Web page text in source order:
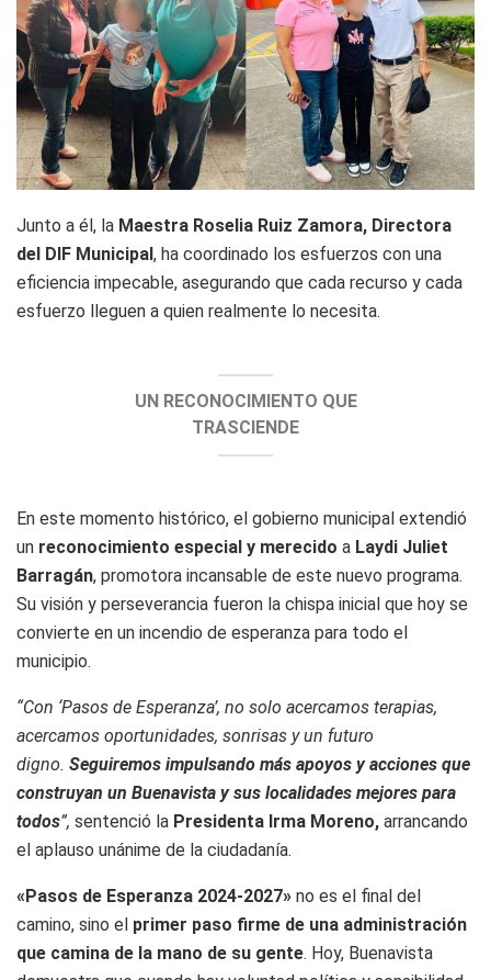
Junto a él, la Maestra Roselia Ruiz Zamora, Directora
del DIF Municipal , ha coordinado los esfuerzos con una
eficiencia impecable, asegurando que cada recurso y cada
esfuerzo lleguen a quien realmente lo necesita.
UN RECONOCIMIENTO QUE
TRASCIENDE
En este momento histórico, el gobierno municipal extendió
un reconocimiento especial y merecido a Laydi Juliet
Barragán, promotora incansable de este nuevo programa.
Su visión y perseverancia fueron la chispa inicial que hoy se
convierte en un incendio de esperanza para todo el
municipio.
“Con ‘Pasos de Esperanza’, no solo acercamos terapias,
acercamos oportunidades, sonrisas y un futuro
digno. Seguiremos impulsando más apoyos y acciones que
construyan un Buenavista y sus localidades mejores para
todos”, sentenció la Presidenta Irma Moreno, arrancando
el aplauso unánime de la ciudadanía.
«Pasos de Esperanza 2024-2027» no es el final del
camino, sino el primer paso firme de una administración
que camina de la mano de su gente. Hoy, Buenavista